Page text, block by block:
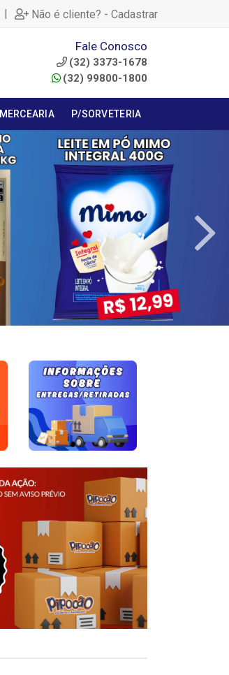
| Não é cliente? - Cadastrar
Fale Conosco
(32) 3373-1678
(32) 99800-1800
MERCEARIA P/SORVETERIA